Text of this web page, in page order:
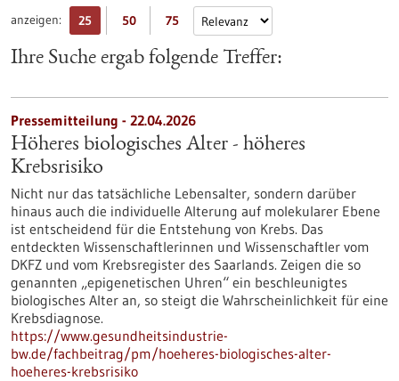
anzeigen: 25 50 75
Ihre Suche ergab folgende Treffer:
Pressemitteilung - 22.04.2026
Höheres biologisches Alter - höheres
Krebsrisiko
Nicht nur das tatsächliche Lebensalter, sondern darüber
hinaus auch die individuelle Alterung auf molekularer Ebene
ist entscheidend für die Entstehung von Krebs. Das
entdeckten Wissenschaftlerinnen und Wissenschaftler vom
DKFZ und vom Krebsregister des Saarlands. Zeigen die so
genannten „epigenetischen Uhren“ ein beschleunigtes
biologisches Alter an, so steigt die Wahrscheinlichkeit für eine
Krebsdiagnose.
https://www.gesundheitsindustrie-
bw.de/fachbeitrag/pm/hoeheres-biologisches-alter-
hoeheres-krebsrisiko